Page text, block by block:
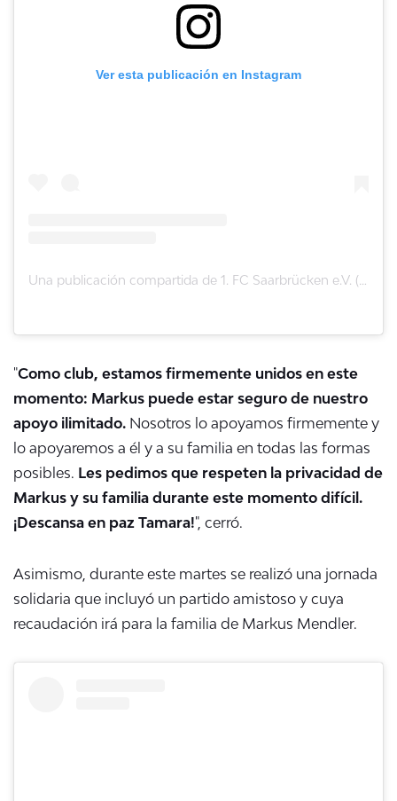
Ver esta publicación en Instagram
"Como club, estamos firmemente unidos en este
momento: Markus puede estar seguro de nuestro
apoyo ilimitado. Nosotros lo apoyamos firmemente y
lo apoyaremos a él y a su familia en todas las formas
posibles. Les pedimos que respeten la privacidad de
Markus y su familia durante este momento difícil.
¡Descansa en paz Tamara!", cerró.
Asimismo, durante este martes se realizó una jornada
solidaria que incluyó un partido amistoso y cuya
recaudación irá para la familia de Markus Mendler.